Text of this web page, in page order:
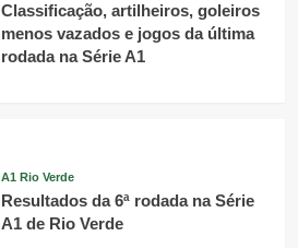
Classificação, artilheiros, goleiros
menos vazados e jogos da última
rodada na Série A1
A1 Rio Verde
Resultados da 6ª rodada na Série
A1 de Rio Verde